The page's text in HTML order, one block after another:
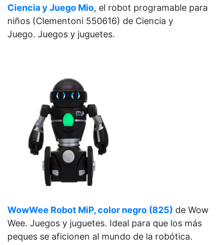
Ciencia y Juego Mio, el robot programable para
niños (Clementoni 550616) de Ciencia y
Juego. Juegos y juguetes.
WowWee Robot MiP, color negro (825) de Wow
Wee. Juegos y juguetes. Ideal para que los más
peques se aficionen al mundo de la robótica.